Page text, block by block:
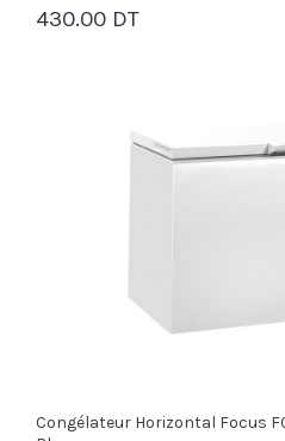
430.00 DT
PANIER
Congélateur Horizontal Focus